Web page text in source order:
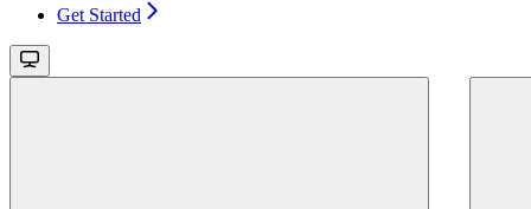
Get Started